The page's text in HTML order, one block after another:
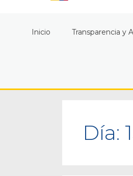
Inicio Transparencia y
Día: